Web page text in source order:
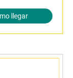
llegar